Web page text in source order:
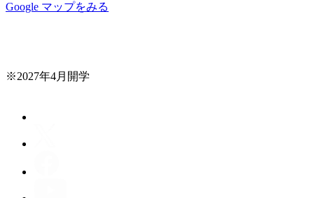
Google マップをみる
※2027年4月開学